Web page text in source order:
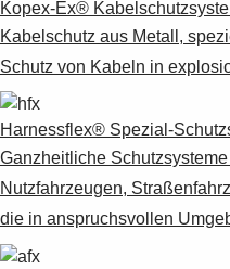
Suggestions
Products
See more products
Shopping list preview
0
Kopex-Ex®
Kabelschutz aus Metall,
Schutz von Kabeln in
Harnessflex® Spezial-
Ganzheitliche
Nutzfahrzeugen,
die in anspruchsvollen